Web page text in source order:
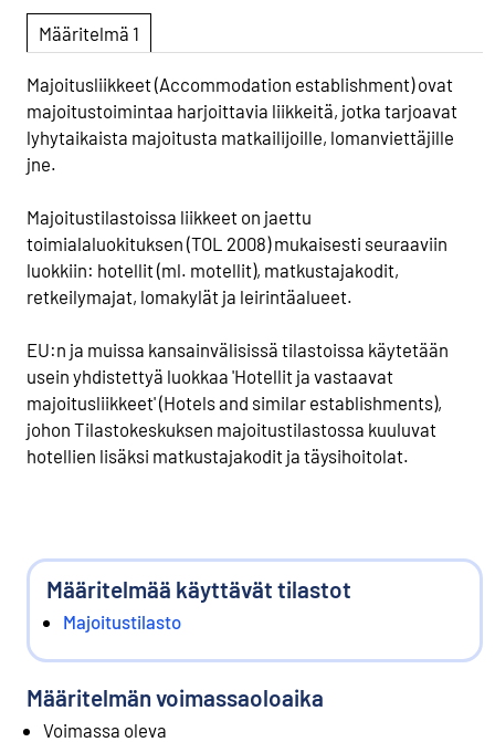
Määritelmä 1
Majoitusliikkeet (Accommodation establishment) ovat
majoitustoimintaa harjoittavia liikkeitä, jotka tarjoavat
lyhytaikaista majoitusta matkailijoille, lomanviettäjille
jne.
Majoitustilastoissa liikkeet on jaettu
toimialaluokituksen (TOL 2008) mukaisesti seuraaviin
luokkiin: hotellit (ml. motellit), matkustajakodit,
retkeilymajat, lomakylät ja leirintäalueet.
EU:n ja muissa kansainvälisissä tilastoissa käytetään
usein yhdistettyä luokkaa 'Hotellit ja vastaavat
majoitusliikkeet' (Hotels and similar establishments),
johon Tilastokeskuksen majoitustilastossa kuuluvat
hotellien lisäksi matkustajakodit ja täysihoitolat.
Määritelmää käyttävät tilastot
Majoitustilasto
Määritelmän voimassaoloaika
Voimassa oleva